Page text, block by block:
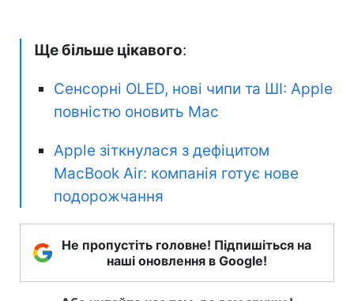
Ще більше цікавого:
Сенсорні OLED, нові чипи та ШІ: Apple
повністю оновить Mac
Apple зіткнулася з дефіцитом
MacBook Air: компанія готує нове
подорожчання
Не пропустіть головне! Підпишіться на
наші оновлення в Google!